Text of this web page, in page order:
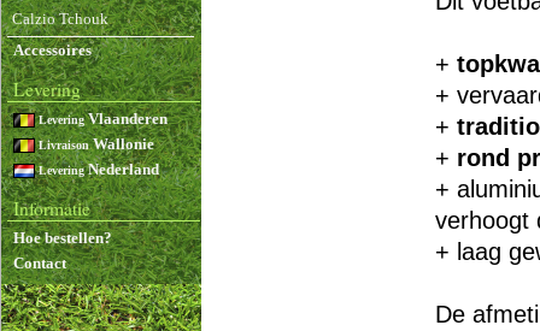
Calzio Tchouk
Accessoires
Levering
LeveringVlaanderen
LivraisonWallonie
LeveringNederland
Informatie
Hoe bestellen?
Contact
+
+
+
+ rond
+
verhoogt
+ laag
De